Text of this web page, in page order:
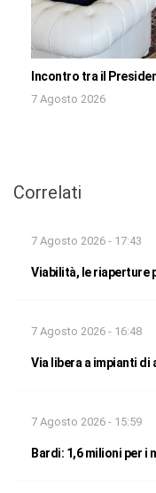
Incontro tra il
7 Agosto 2026
Correlati
7 Agosto 2026 - 17:43
Viabilità, le riaperture
7 Agosto 2026 - 16:48
Via libera a impianti di
7 Agosto 2026 - 15:59
Bardi: 1,6 milioni per i